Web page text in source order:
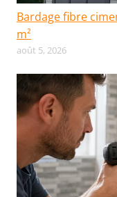
Bardage fibre
m²
août 5, 2026